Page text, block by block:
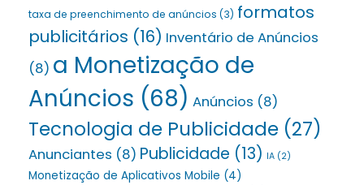
taxa de preenchimento de anúncios (3) formatos
publicitários (16) Inventário de Anúncios
(8) a Monetização de
Anúncios (68) Anúncios (8)
Tecnologia de Publicidade (27)
Anunciantes (8) Publicidade (13) IA (2)
Monetização de Aplicativos Mobile (4)